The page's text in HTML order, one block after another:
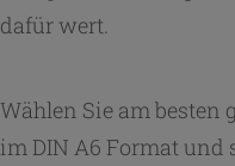
dafür wert.
Wählen Sie am besten
im DIN A6 Format und